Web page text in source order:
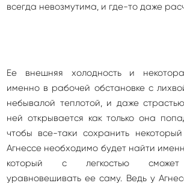
всегда невозмутима, и где-то даже
Ее внешняя холодность и
именно в рабочей обстановке с
небывалой теплотой, и даже
ней открывается как только она
чтобы все-таки сохранить
Агнессе необходимо будет найти
который с легкостью сможет
уравновешивать ее саму. Ведь у